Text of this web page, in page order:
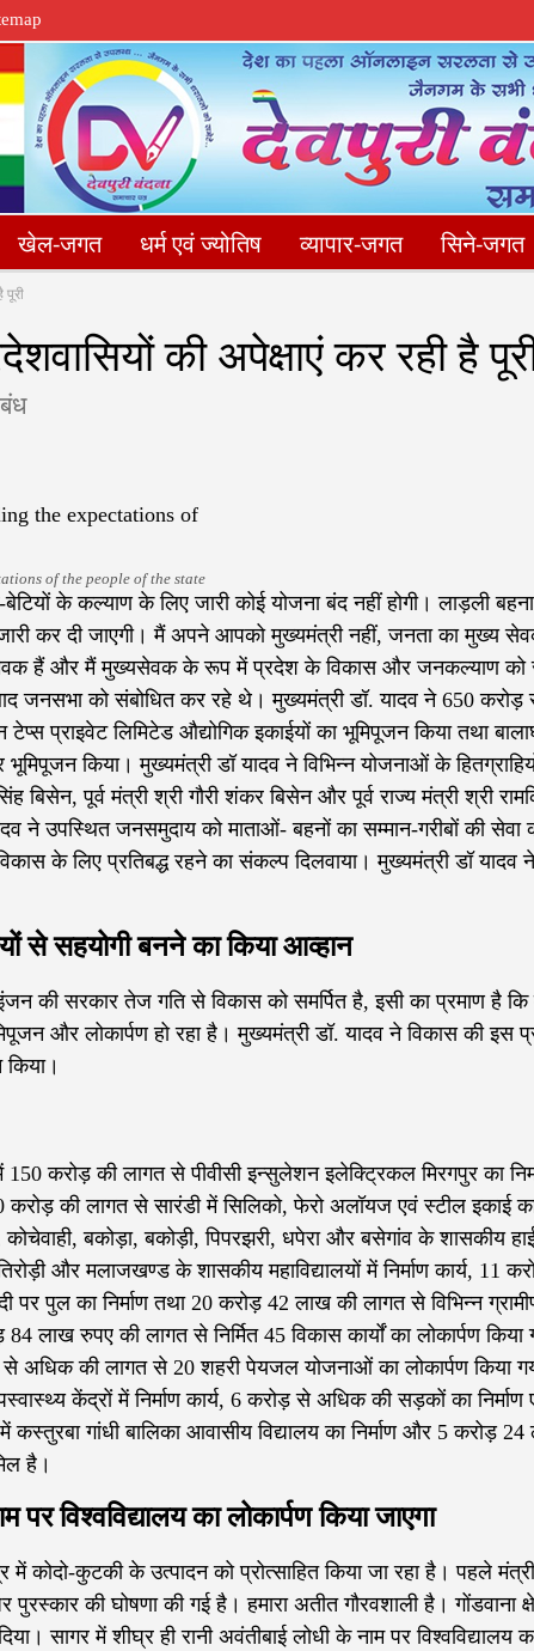
खेल-जगत धर्म एवं ज्योतिष व्यापार-जगत सिने-जगत
पूरी
की अपेक्षाएं कर रही है
of the people of the state
के कल्याण के लिए जारी कोई योजना बंद नहीं होगी। लाड़ली बहना
कर दी जाएगी। मैं अपने आपको मुख्यमंत्री नहीं, जनता का मुख्य
हैं और मैं मुख्यसेवक के रूप में प्रदेश के विकास और जनकल्याण को
जनसभा को संबोधित कर रहे थे। मुख्यमंत्री डॉ. यादव ने 650 करोड़
टेप्स प्राइवेट लिमिटेड औद्योगिक इकाईयों का भूमिपूजन किया तथा
किया। मुख्यमंत्री डॉ यादव ने विभिन्न योजनाओं के
बिसेन, पूर्व मंत्री श्री गौरी शंकर बिसेन और पूर्व राज्य मंत्री श्री
ने उपस्थित जनसमुदाय को माताओं- बहनों का सम्मान-गरीबों की
के लिए प्रतिबद्ध रहने का संकल्प दिलवाया। मुख्यमंत्री डॉ यादव ने
से सहयोगी बनने का किया आव्हान
की सरकार तेज गति से विकास को समर्पित है, इसी का प्रमाण है कि
और लोकार्पण हो रहा है। मुख्यमंत्री डॉ. यादव ने विकास की इस
किया।
150 करोड़ की लागत से पीवीसी इन्सुलेशन इलेक्ट्रिकल मिरगपुर का
की लागत से सारंडी में सिलिको, फेरो अलॉयज एवं स्टील इकाई का
बकोड़ा, बकोड़ी, पिपरझरी, धपेरा और बसेगांव के शासकीय
और मलाजखण्ड के शासकीय महाविद्यालयों में निर्माण कार्य, 11
पर पुल का निर्माण तथा 20 करोड़ 42 लाख की लागत से विभिन्न
84 लाख रुपए की लागत से निर्मित 45 विकास कार्यों का लोकार्पण
अधिक की लागत से 20 शहरी पेयजल योजनाओं का लोकार्पण किया
केंद्रों में निर्माण कार्य, 6 करोड़ से अधिक की सड़कों का
गांधी बालिका आवासीय विद्यालय का निर्माण और 5 करोड़
है।
पर विश्वविद्यालय का लोकार्पण किया जाएगा
में कोदो-कुटकी के उत्पादन को प्रोत्साहित किया जा रहा है। पहले
पुरस्कार की घोषणा की गई है। हमारा अतीत गौरवशाली है। गोंडवाना
सागर में शीघ्र ही रानी अवंतीबाई लोधी के नाम पर विश्वविद्यालय